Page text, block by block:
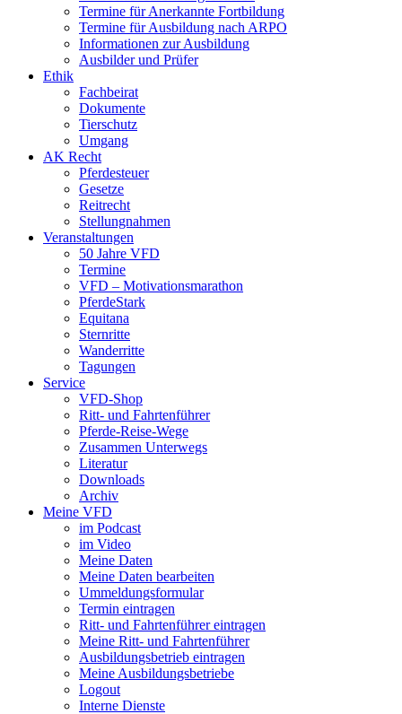
Termine für Anerkannte Fortbildung
Termine für Ausbildung nach ARPO
Informationen zur Ausbildung
Ausbilder und Prüfer
Ethik
Fachbeirat
Dokumente
Tierschutz
Umgang
AK Recht
Pferdesteuer
Gesetze
Reitrecht
Stellungnahmen
Veranstaltungen
50 Jahre VFD
Termine
VFD – Motivationsmarathon
PferdeStark
Equitana
Sternritte
Wanderritte
Tagungen
Service
VFD-Shop
Ritt- und Fahrtenführer
Pferde-Reise-Wege
Zusammen Unterwegs
Literatur
Downloads
Archiv
Meine VFD
im Podcast
im Video
Meine Daten
Meine Daten bearbeiten
Ummeldungsformular
Termin eintragen
Ritt- und Fahrtenführer eintragen
Meine Ritt- und Fahrtenführer
Ausbildungsbetrieb eintragen
Meine Ausbildungsbetriebe
Logout
Interne Dienste